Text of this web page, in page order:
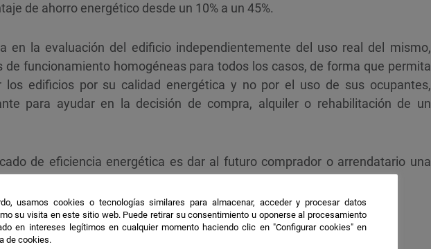
de ahorro energético desde un 10% a un 45%.
en la evaluación del edificio independientemente del uso real del mismo,
de funcionamiento homogéneas para todos los casos, de forma que permita
los edificios por su calidad energética y no por el uso de sus ocupantes,
para ayudar en la decisión de compra, alquiler o rehabilitación de un
de eficiencia energética es dar al futuro comprador o arrendatario una
Fuente:Pixabay
usamos cookies o tecnologías similares para almacenar, acceder y procesar datos
su visita en este sitio web. Puede retirar su consentimiento u oponerse al procesamiento
en intereses legítimos en cualquier momento haciendo clic en "Configurar cookies" en
de cookies.